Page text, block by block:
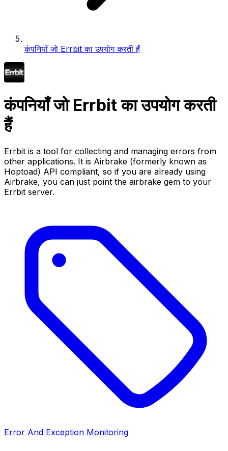
कंपनियाँ जो Errbit का उपयोग करती हैं
कंपनियाँ जो Errbit का उपयोग करती
हैं
Errbit is a tool for collecting and managing errors from
other applications. It is Airbrake (formerly known as
Hoptoad) API compliant, so if you are already using
Airbrake, you can just point the airbrake gem to your
Errbit server.
Error And Exception Monitoring